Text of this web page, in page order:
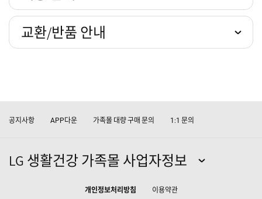
교환/반품 안내
공지사항 APP다운 가족몰 대량 구매 문의 1:1 문의
LG 생활건강 가족몰 사업자정보
개인정보처리방침 이용약관